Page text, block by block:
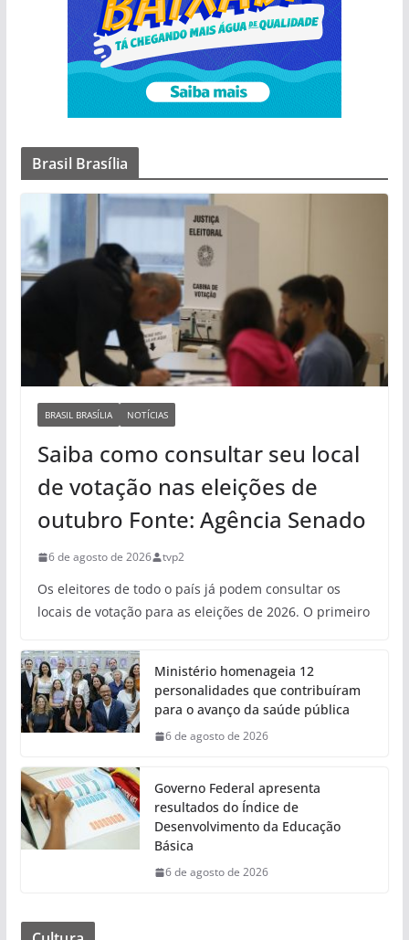
Brasil Brasília
BRASIL BRASÍLIA NOTÍCIAS
Saiba como consultar seu local
de votação nas eleições de
outubro Fonte: Agência Senado
6 de agosto de 2026 tvp2
Os eleitores de todo o país já podem consultar os
locais de votação para as eleições de 2026. O primeiro
Ministério homenageia 12
personalidades que contribuíram
para o avanço da saúde pública
6 de agosto de 2026
Governo Federal apresenta
resultados do Índice de
Desenvolvimento da Educação
Básica
6 de agosto de 2026